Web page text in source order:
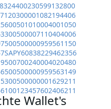
Wallet's